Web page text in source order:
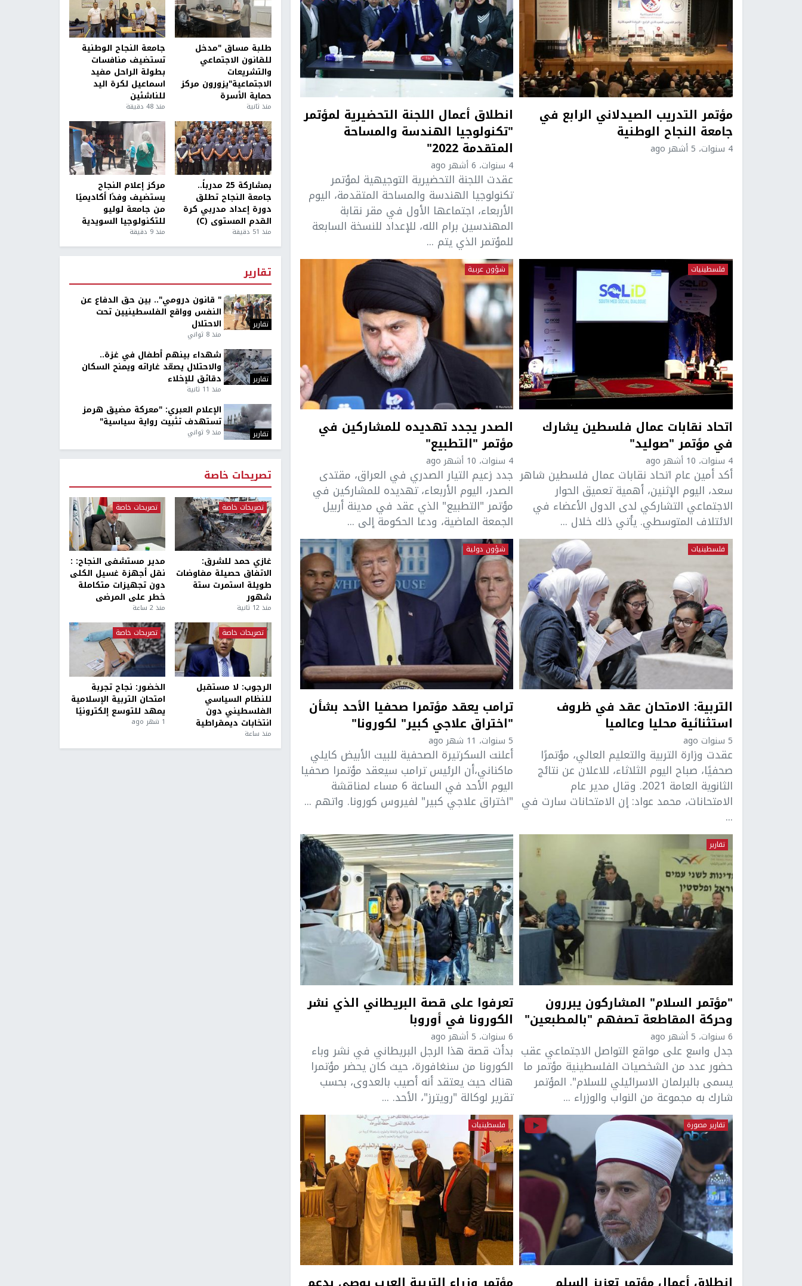
مؤتمر التدريب الصيدلاني الرابع في
جامعة النجاح الوطنية
4 سنوات، 5 أشهر ago
انطلاق أعمال اللجنة التحضيرية لمؤتمر
"تكنولوجيا الهندسة والمساحة
المتقدمة 2022"
4 سنوات، 6 أشهر ago
عقدت اللجنة التحضيرية التوجيهية لمؤتمر
تكنولوجيا الهندسة والمساحة المتقدمة، اليوم
الأربعاء، اجتماعها الأول في مقر نقابة
المهندسين برام الله، للإعداد للنسخة السابعة
للمؤتمر الذي يتم ...
فلسطينيات
اتحاد نقابات عمال فلسطين يشارك
في مؤتمر "صوليد"
4 سنوات، 10 أشهر ago
أكد أمين عام اتحاد نقابات عمال فلسطين شاهر
سعد، اليوم الإثنين، أهمية تعميق الحوار
الاجتماعي التشاركي لدى الدول الأعضاء في
الائتلاف المتوسطي. يأتي ذلك خلال ...
شؤون عربية
الصدر يجدد تهديده للمشاركين في
مؤتمر "التطبيع"
4 سنوات، 10 أشهر ago
جدد زعيم التيار الصدري في العراق، مقتدى
الصدر، اليوم الأربعاء، تهديده للمشاركين في
مؤتمر "التطبيع" الذي عقد في مدينة أربيل
الجمعة الماضية، ودعا الحكومة إلى ...
فلسطينيات
التربية: الامتحان عقد في ظروف
استثنائية محليا وعالميا
5 سنوات ago
عقدت وزارة التربية والتعليم العالي، مؤتمرًا
صحفيًا، صباح اليوم الثلاثاء، للاعلان عن نتائج
الثانوية العامة 2021. وقال مدير عام
الامتحانات، محمد عواد: إن الامتحانات سارت في
...
شؤون دولية
ترامب يعقد مؤتمرا صحفيا الأحد بشأن
"اختراق علاجي كبير" لكورونا"
5 سنوات، 11 شهر ago
أعلنت السكرتيرة الصحفية للبيت الأبيض كايلي
ماكناني،أن الرئيس ترامب سيعقد مؤتمرا صحفيا
اليوم الأحد في الساعة 6 مساء لمناقشة
"اختراق علاجي كبير" لفيروس كورونا. واتهم ...
تقارير
"مؤتمر السلام" المشاركون يبررون
وحركة المقاطعة تصفهم "بالمطبعين"
6 سنوات، 5 أشهر ago
جدل واسع على مواقع التواصل الاجتماعي عقب
حضور عدد من الشخصيات الفلسطينية مؤتمر ما
يسمى بالبرلمان الاسرائيلي للسلام". المؤتمر
شارك به مجموعة من النواب والوزراء ...
تعرفوا على قصة البريطاني الذي نشر
الكورونا في أوروبا
6 سنوات، 5 أشهر ago
بدأت قصة هذا الرجل البريطاني في نشر وباء
الكورونا من سنغافورة، حيث كان يحضر مؤتمرا
هناك حيث يعتقد أنه أصيب بالعدوى، بحسب
تقرير لوكالة "رويترز"، الأحد. ...
تقارير مصورة فلسطينيات
طلبة مساق "مدخل
للقانون الاجتماعي
والتشريعات
الاجتماعية"يزورون مركز
حماية الأسرة
منذ ثانية
جامعة النجاح الوطنية
تستضيف منافسات
بطولة الراحل مفيد
اسماعيل لكرة اليد
للناشئين
منذ 48 دقيقة
بمشاركة 25 مدرباً..
جامعة النجاح تطلق
دورة إعداد مدربي كرة
القدم المستوى (C)
منذ 51 دقيقة
مركز إعلام النجاح
يستضيف وفدًا أكاديميًا
من جامعة لوليو
للتكنولوجيا السويدية
منذ 9 دقيقة
تقارير
تقارير
" قانون درومي".. بين حق الدفاع عن
النفس وواقع الفلسطينيين تحت
الاحتلال
منذ 8 ثواني
تقارير
شهداء بينهم أطفال في غزة..
والاحتلال يصعّد غاراته ويمنح السكان
دقائق للإخلاء
منذ 11 ثانية
تقارير
الإعلام العبري: "معركة مضيق هرمز
تستهدف تثبيت رواية سياسية"
منذ 9 ثواني
تصريحات خاصة
تصريحات خاصة
غازي حمد للشرق:
الاتفاق حصيلة مفاوضات
طويلة استمرت ستة
شهور
منذ 12 ثانية
تصريحات خاصة
مدير مستشفى النجاح: :
نقل أجهزة غسيل الكلى
دون تجهيزات متكاملة
خطر على المرضى
منذ 2 ساعة
تصريحات خاصة
الرجوب: لا مستقبل
للنظام السياسي
الفلسطيني دون
انتخابات ديمقراطية
منذ ساعة
تصريحات خاصة
الخضور: نجاح تجربة
امتحان التربية الإسلامية
يمهد للتوسع إلكترونيًا
1 شهر ago